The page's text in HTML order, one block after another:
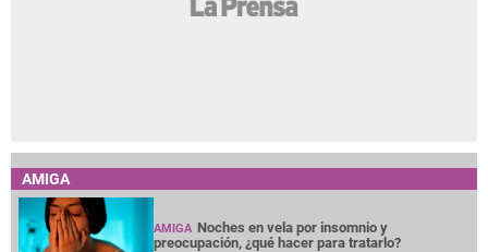
AMIGA
AMIGA Noches en vela por insomnio y
preocupación, ¿qué hacer para tratarlo?